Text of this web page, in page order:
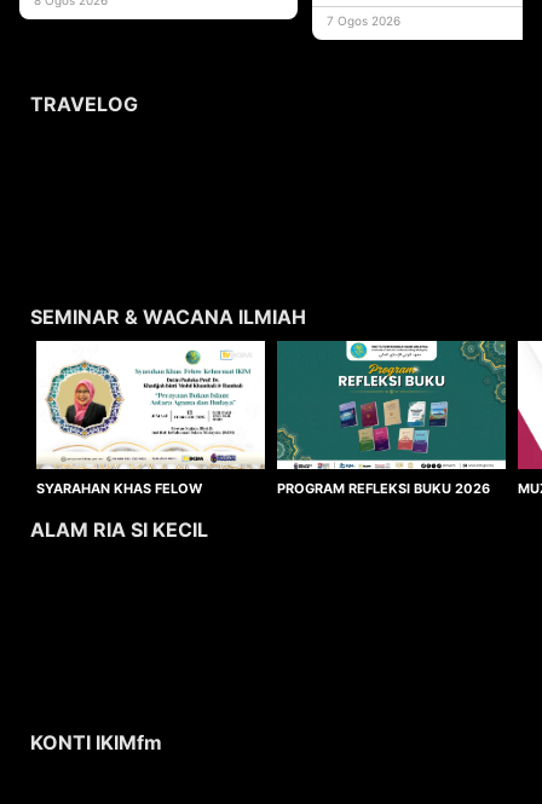
usaha
7 Ogos 2026
TRAVELOG
SEMINAR & WACANA ILMIAH
SYARAHAN KHAS FELOW
PROGRAM REFLEKSI BUKU 2026
ALAM RIA SI KECIL
KONTI IKIMfm